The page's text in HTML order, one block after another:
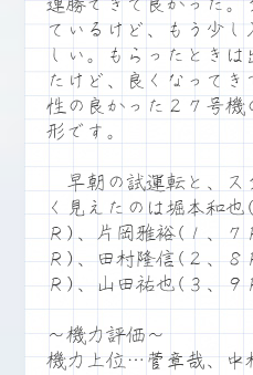
連勝できて良かった。
ているけど、もう少
しい。もらったときは
たけど、良くなって
性の良かった２７号機
形です。
早朝の試運転と、ス
く見えたのは堀本和
Ｒ)、片岡雅裕(１、
Ｒ)、田村隆信(２、
Ｒ)、山田祐也(３、９
～機力評価～
機力上位…菅章哉、中